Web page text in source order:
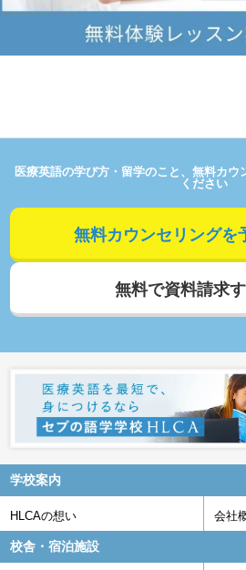
医療英語の学び方・留学のこと、無料カ
ください
無料カウンセリングを
無料で資料請求
学校案内
HLCAの想い 会社
校舎・宿泊施設